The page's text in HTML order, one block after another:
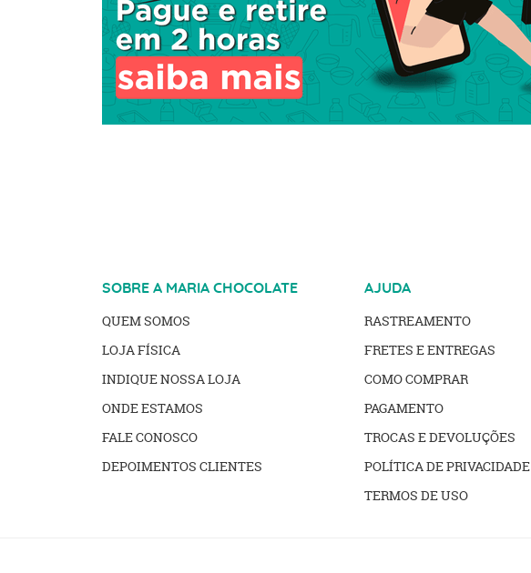
SOBRE A MARIA CHOCOLATE
QUEM SOMOS
LOJA FÍSICA
INDIQUE NOSSA LOJA
ONDE ESTAMOS
FALE CONOSCO
DEPOIMENTOS CLIENTES
AJUDA
RASTREAMENTO
FRETES E ENTREGAS
COMO COMPRAR
PAGAMENTO
TROCAS E DEVOLUÇÕES
POLÍTICA DE PRIVACIDADE
TERMOS DE USO